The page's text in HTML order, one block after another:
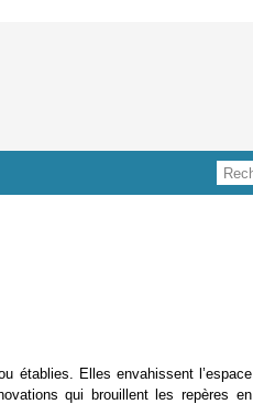
établies. Elles envahissent l’espace
qui brouillent les repères en